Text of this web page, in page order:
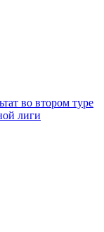
во втором туре
лиги